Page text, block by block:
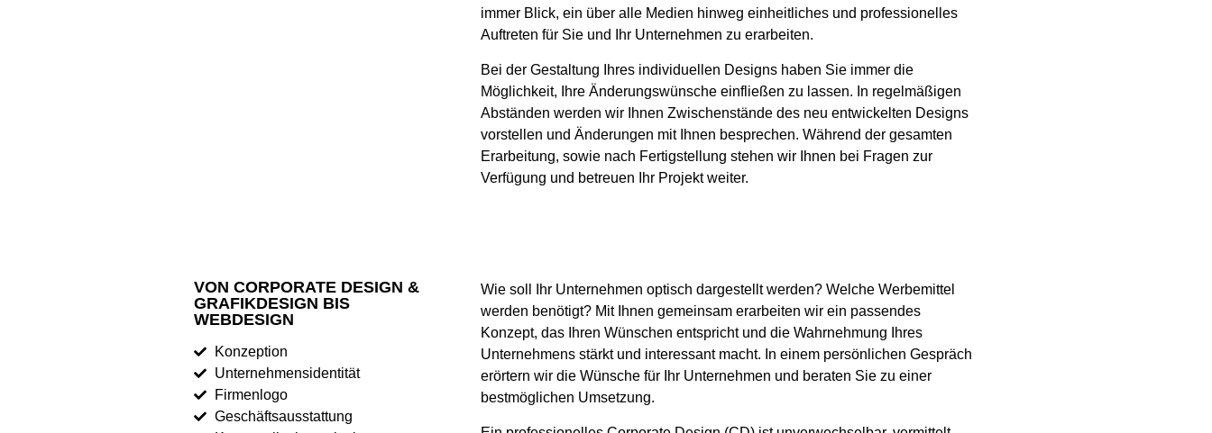
immer Blick, ein über alle Medien hinweg einheitliches und professionelles
Auftreten für Sie und Ihr Unternehmen zu erarbeiten.
Bei der Gestaltung Ihres individuellen Designs haben Sie immer die
Möglichkeit, Ihre Änderungswünsche einfließen zu lassen. In regelmäßigen
Abständen werden wir Ihnen Zwischenstände des neu entwickelten Designs
vorstellen und Änderungen mit Ihnen besprechen. Während der gesamten
Erarbeitung, sowie nach Fertigstellung stehen wir Ihnen bei Fragen zur
Verfügung und betreuen Ihr Projekt weiter.
VON CORPORATE DESIGN &
GRAFIKDESIGN BIS
WEBDESIGN
Konzeption
Unternehmensidentität
Firmenlogo
Geschäftsausstattung
Wie soll Ihr Unternehmen optisch dargestellt werden? Welche Werbemittel
werden benötigt? Mit Ihnen gemeinsam erarbeiten wir ein passendes
Konzept, das Ihren Wünschen entspricht und die Wahrnehmung Ihres
Unternehmens stärkt und interessant macht. In einem persönlichen Gespräch
erörtern wir die Wünsche für Ihr Unternehmen und beraten Sie zu einer
bestmöglichen Umsetzung.